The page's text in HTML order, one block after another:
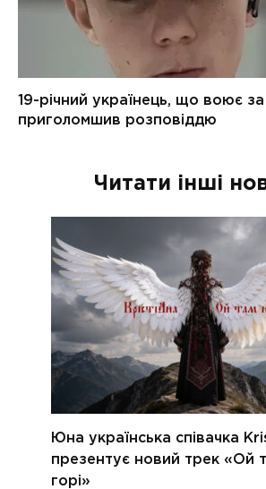
Читати інші
Юна українська співачка
презентує новий трек «Ой
горі»